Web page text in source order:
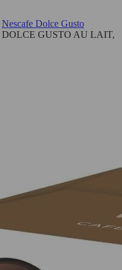
Nescafe Dolce Gusto
DOLCE GUSTO AU LAIT,